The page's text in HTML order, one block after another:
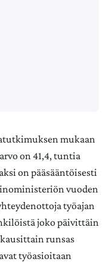
mukaan
on 41,4, tuntia
on pääsääntöisesti
vuoden
työajan
joko päivittäin
runsas
työasioitaan